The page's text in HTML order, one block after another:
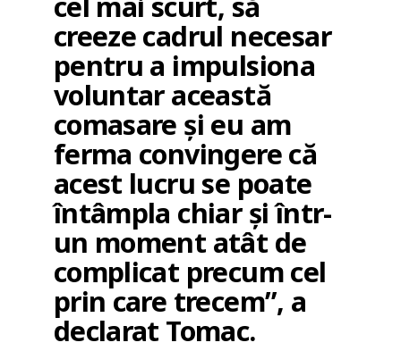
creeze cadrul necesar
pentru a impulsiona
voluntar această
comasare și eu am
ferma convingere că
acest lucru se poate
întâmpla chiar și într-
un moment atât de
complicat precum cel
prin care trecem”, a
declarat Tomac.